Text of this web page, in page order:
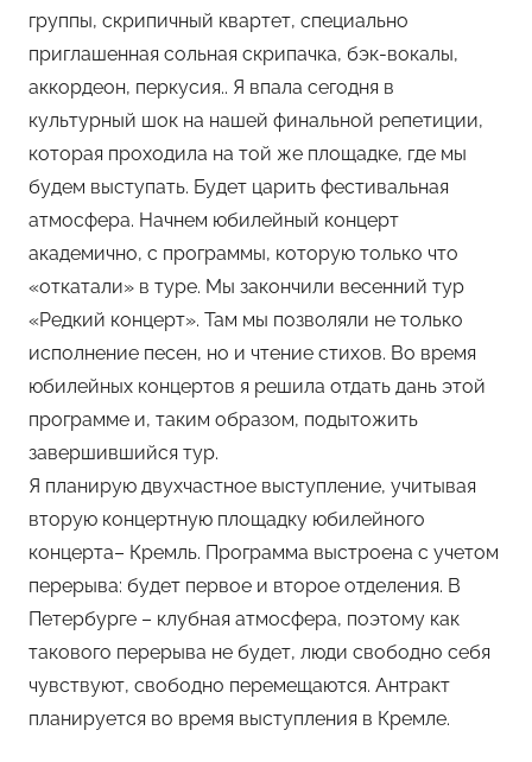
группы, скрипичный квартет, специально
приглашенная сольная скрипачка, бэк-вокалы,
аккордеон, перкусия.. Я впала сегодня в
культурный шок на нашей финальной репетиции,
которая проходила на той же площадке, где мы
будем выступать. Будет царить фестивальная
атмосфера. Начнем юбилейный концерт
академично, с программы, которую только что
«откатали» в туре. Мы закончили весенний тур
«Редкий концерт». Там мы позволяли не только
исполнение песен, но и чтение стихов. Во время
юбилейных концертов я решила отдать дань этой
программе и, таким образом, подытожить
завершившийся тур.
Я планирую двухчастное выступление, учитывая
вторую концертную площадку юбилейного
концерта– Кремль. Программа выстроена с учетом
перерыва: будет первое и второе отделения. В
Петербурге – клубная атмосфера, поэтому как
такового перерыва не будет, люди свободно себя
чувствуют, свободно перемещаются. Антракт
планируется во время выступления в Кремле.